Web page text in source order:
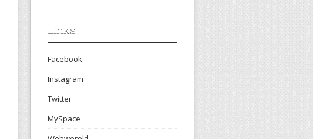
Links
Facebook
Instagram
Twitter
MySpace